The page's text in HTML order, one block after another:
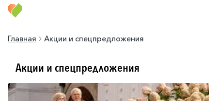
Главная Акции и спецпредложения
Акции и спецпредложения